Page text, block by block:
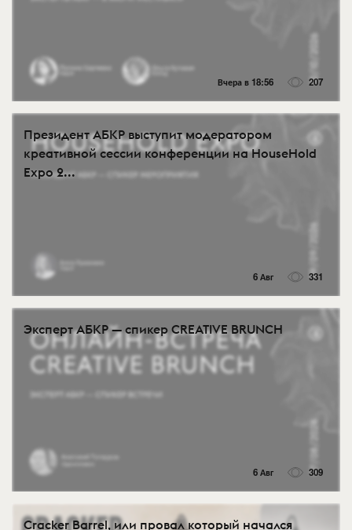
Вчера в 18:56 207
Президент АБКР выступит модератором
креативной сессии конференции на HouseHold
Expo 2...
6 Авг 331
Эксперт АБКР — спикер CREATIVE BRUNCH
6 Авг 309
Cracker Barrel, или провал который начался